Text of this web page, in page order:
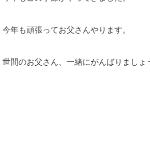
今年も頑張ってお父さんやります。
世間のお父さん、一緒にがんばりましょ